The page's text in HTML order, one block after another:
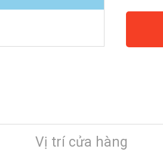
Vị trí cửa hàng